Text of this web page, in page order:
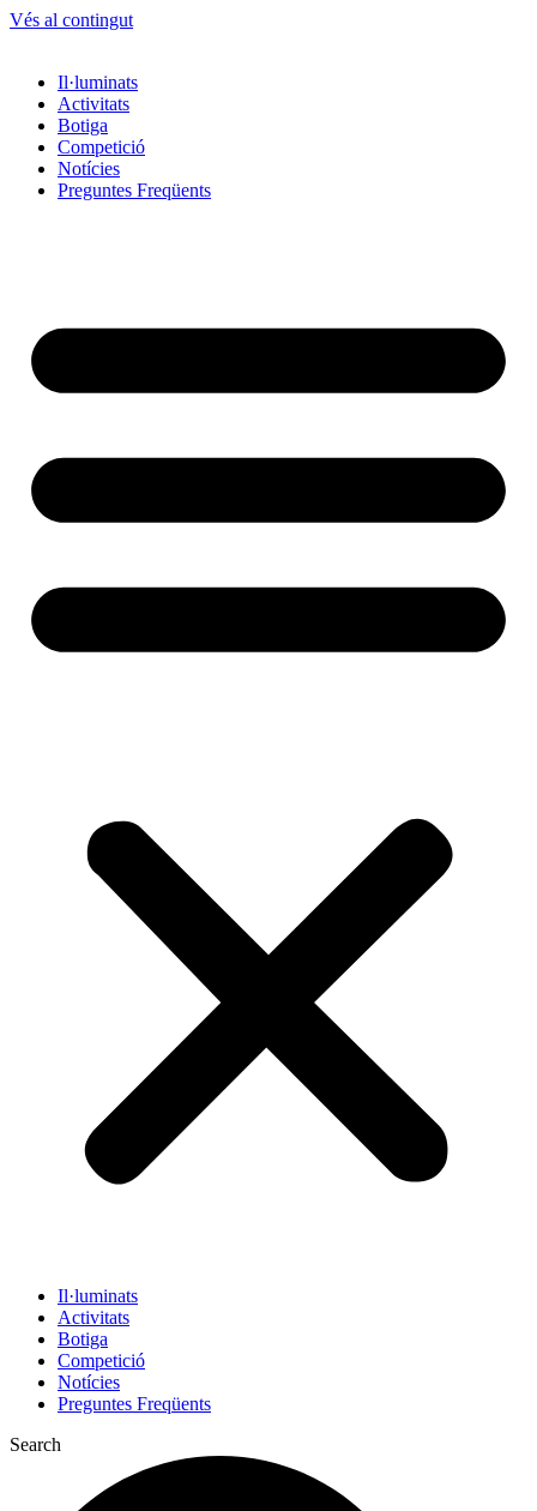
Vés al contingut
Il·luminats
Activitats
Botiga
Competició
Notícies
Preguntes Freqüents
Il·luminats
Activitats
Botiga
Competició
Notícies
Preguntes Freqüents
Search